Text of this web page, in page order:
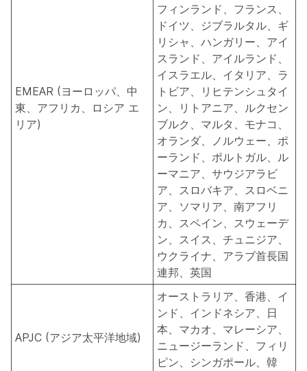
EMEAR (ヨーロッパ、中
東、アフリカ、ロシア エ
リア)
フィンランド、フランス、
ドイツ、ジブラルタル、ギ
リシャ、ハンガリー、アイ
スランド、アイルランド、
イスラエル、イタリア、ラ
トビア、リヒテンシュタイ
ン、リトアニア、ルクセン
ブルク、マルタ、モナコ、
オランダ、ノルウェー、ポ
ーランド、ポルトガル、ル
ーマニア、サウジアラビ
ア、スロバキア、スロベニ
ア、ソマリア、南アフリ
カ、スペイン、スウェーデ
ン、スイス、チュニジア、
ウクライナ、アラブ首長国
連邦、英国
APJC (アジア太平洋地域)
オーストラリア、香港、イ
ンド、インドネシア、日
本、マカオ、マレーシア、
ニュージーランド、フィリ
ピン、シンガポール、韓